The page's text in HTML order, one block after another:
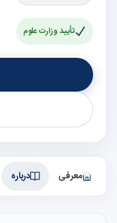
تأیید وزارت علوم
معرفی درباره